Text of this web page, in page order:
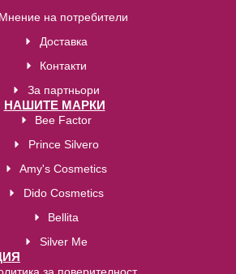
Мнение на потребители
Доставка
Контакти
За партньори
НАШИТЕ МАРКИ
Bee Factor
Prince Silvero
Amy's Cosmetics
Dido Cosmetics
Bellita
Silver Me
за поверителност